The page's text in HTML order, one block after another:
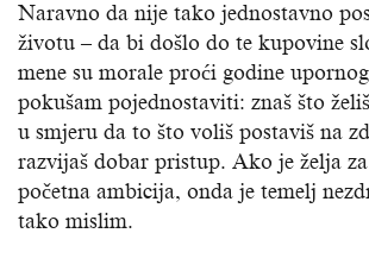
Naravno da nije tako jednostavno
životu – da bi došlo do te kupovine
mene su morale proći godine
pokušam pojednostaviti: znaš što
u smjeru da to što voliš postaviš na
razvijaš dobar pristup. Ako je želja
početna ambicija, onda je temelj
tako mislim.